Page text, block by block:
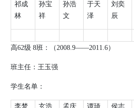
祁成
林
孙宝
祥
孙浩
文
于天
泽
刘奕
辰
高62级8班：（2008.9——2011.6）
班主任：王玉强
学生名单：
李梦
玄浩
孟庆
谭琦
侯志